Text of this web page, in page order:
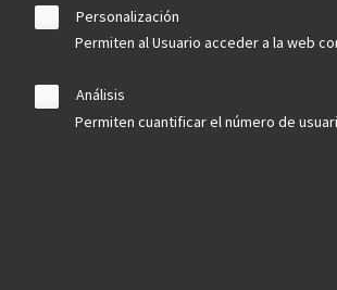
Personalización
Permiten al Usuario acceder a la web
Análisis
Permiten cuantificar el número de